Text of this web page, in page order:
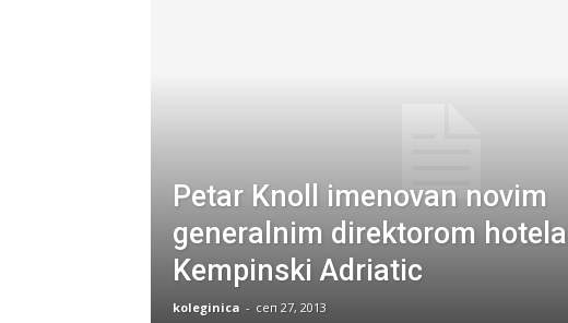
Petar Knoll imenovan novim
generalnim direktorom hotela
Kempinski Adriatic
koleginica - сеп 27, 2013